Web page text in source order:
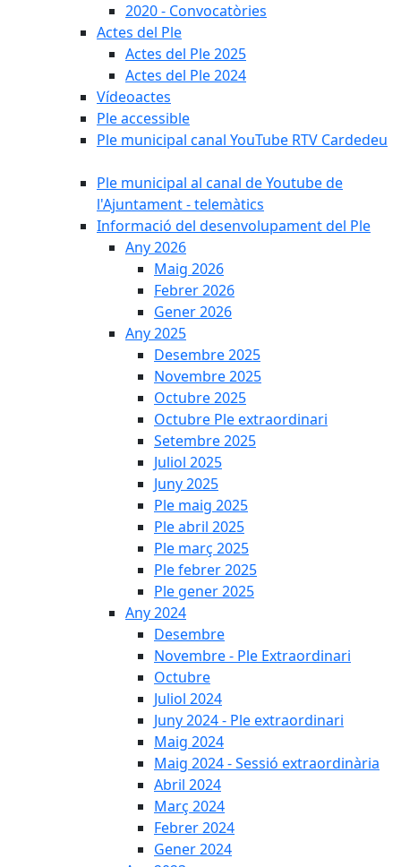
2020 - Convocatòries
Actes del Ple
Actes del Ple 2025
Actes del Ple 2024
Vídeoactes
Ple accessible
Ple municipal canal YouTube RTV Cardedeu
Ple municipal al canal de Youtube de
l'Ajuntament - telemàtics
Informació del desenvolupament del Ple
Any 2026
Maig 2026
Febrer 2026
Gener 2026
Any 2025
Desembre 2025
Novembre 2025
Octubre 2025
Octubre Ple extraordinari
Setembre 2025
Juliol 2025
Juny 2025
Ple maig 2025
Ple abril 2025
Ple març 2025
Ple febrer 2025
Ple gener 2025
Any 2024
Desembre
Novembre - Ple Extraordinari
Octubre
Juliol 2024
Juny 2024 - Ple extraordinari
Maig 2024
Maig 2024 - Sessió extraordinària
Abril 2024
Març 2024
Febrer 2024
Gener 2024